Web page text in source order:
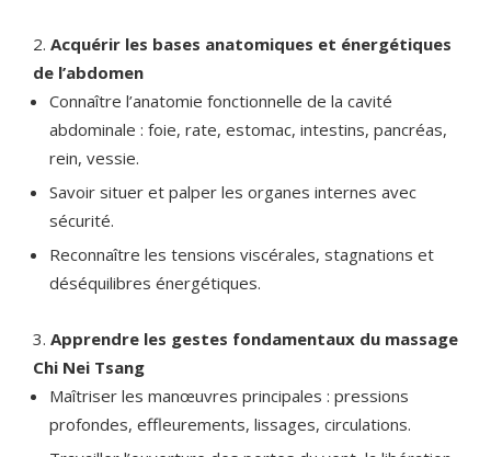
Acquérir les bases anatomiques et énergétiques
de l’abdomen
Connaître l’anatomie fonctionnelle de la cavité
abdominale : foie, rate, estomac, intestins, pancréas,
rein, vessie.
Savoir situer et palper les organes internes avec
sécurité.
Reconnaître les tensions viscérales, stagnations et
déséquilibres énergétiques.
Apprendre les gestes fondamentaux du massage
Chi Nei Tsang
Maîtriser les manœuvres principales : pressions
profondes, effleurements, lissages, circulations.